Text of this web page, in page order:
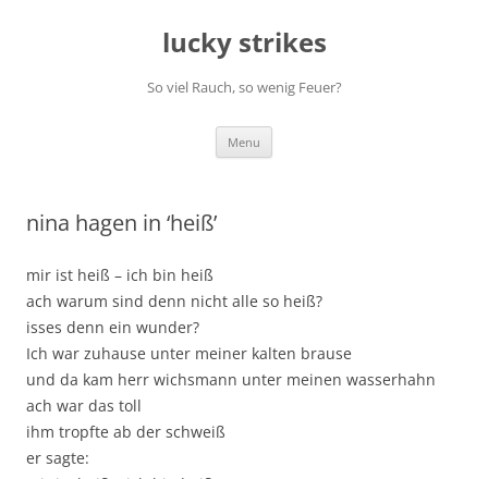
lucky strikes
So viel Rauch, so wenig Feuer?
Menu
nina hagen in ‘heiß’
mir ist heiß – ich bin heiß
ach warum sind denn nicht alle so heiß?
isses denn ein wunder?
Ich war zuhause unter meiner kalten brause
und da kam herr wichsmann unter meinen wasserhahn
ach war das toll
ihm tropfte ab der schweiß
er sagte: